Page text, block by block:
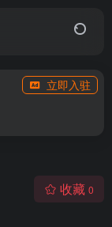
立即入驻
收藏 0